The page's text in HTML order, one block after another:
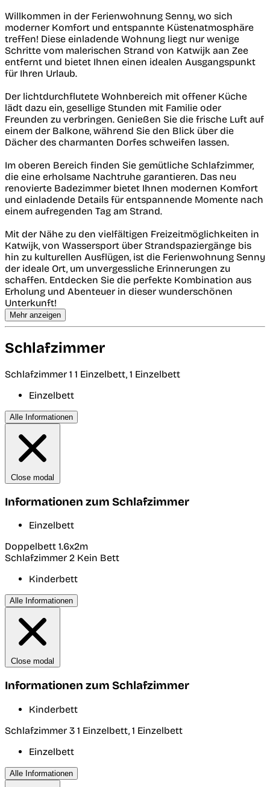
Willkommen in der Ferienwohnung Senny, wo sich
moderner Komfort und entspannte Küstenatmosphäre
treffen! Diese einladende Wohnung liegt nur wenige
Schritte vom malerischen Strand von Katwijk aan Zee
entfernt und bietet Ihnen einen idealen Ausgangspunkt
für Ihren Urlaub.
Der lichtdurchflutete Wohnbereich mit offener Küche
lädt dazu ein, gesellige Stunden mit Familie oder
Freunden zu verbringen. Genießen Sie die frische Luft auf
einem der Balkone, während Sie den Blick über die
Dächer des charmanten Dorfes schweifen lassen.
Im oberen Bereich finden Sie gemütliche Schlafzimmer,
die eine erholsame Nachtruhe garantieren. Das neu
renovierte Badezimmer bietet Ihnen modernen Komfort
und einladende Details für entspannende Momente nach
einem aufregenden Tag am Strand.
Mit der Nähe zu den vielfältigen Freizeitmöglichkeiten in
Katwijk, von Wassersport über Strandspaziergänge bis
hin zu kulturellen Ausflügen, ist die Ferienwohnung Senny
der ideale Ort, um unvergessliche Erinnerungen zu
schaffen. Entdecken Sie die perfekte Kombination aus
Erholung und Abenteuer in dieser wunderschönen
Unterkunft!
Mehr anzeigen
Schlafzimmer
Schlafzimmer 1 1 Einzelbett, 1 Einzelbett
Einzelbett
Alle Informationen
Close modal
Informationen zum Schlafzimmer
Einzelbett
Doppelbett 1.6x2m
Schlafzimmer 2 Kein Bett
Kinderbett
Alle Informationen
Close modal
Informationen zum Schlafzimmer
Kinderbett
Schlafzimmer 3 1 Einzelbett, 1 Einzelbett
Einzelbett
Alle Informationen